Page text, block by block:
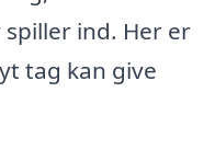
ind. Her er
tag kan give